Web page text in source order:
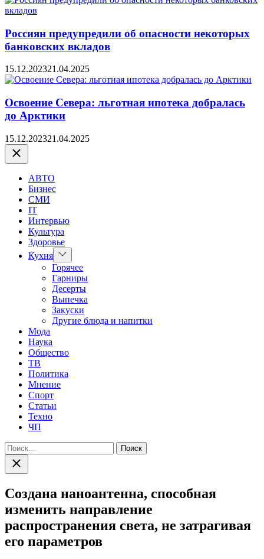
Россиян предупредили об опасности некоторых
банковских вкладов
15.12.202321.04.2025
Освоение Севера: льготная ипотека добралась
до Арктики
15.12.202321.04.2025
Закрыть
АВТО
Бизнес
СМИ
IT
Интервью
Культура
Здоровье
Кухня Показать
подменю
Горячее
Гарниры
Десерты
Выпечка
Закуски
Другие блюда и напитки
Мода
Наука
Общество
ТВ
Политика
Мнение
Спорт
Статьи
Техно
ЧП
Найти:
Закрыть
поиск
Создана наноантенна, способная
изменить направление
распространения света, не затрагивая
его параметров